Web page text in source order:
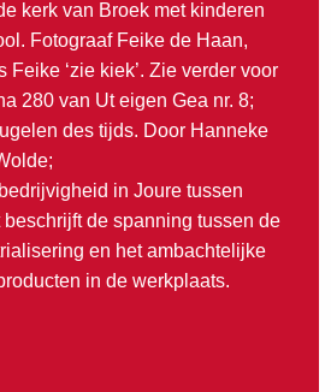
kerk van Broek met kinderen
Fotograaf Feike de Haan,
Feike ‘zie kiek’. Zie verder voor
280 van Ut eigen Gea nr. 8;
des tijds. Door Hanneke
in Joure tussen
de spanning tussen de
en het ambachtelijke
in de werkplaats.